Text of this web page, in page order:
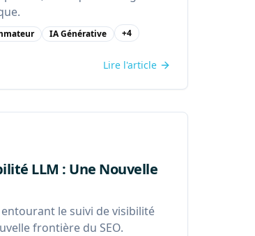
IA Générative +4
Lire l'article
LLM : Une Nouvelle
le suivi de visibilité
frontière du SEO.